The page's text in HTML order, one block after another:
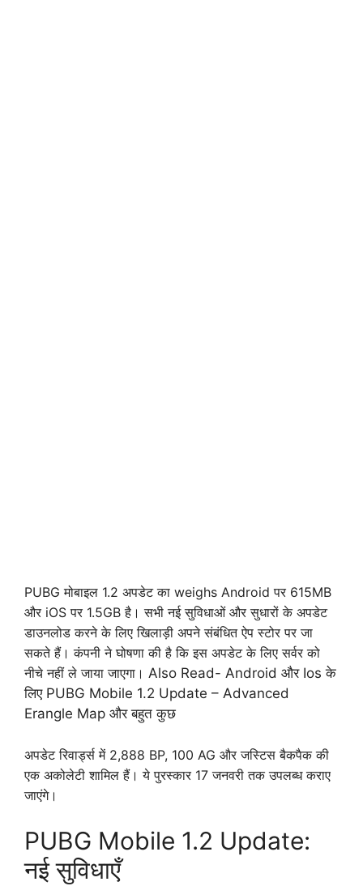
PUBG मोबाइल 1.2 अपडेट का weighs Android पर 615MB
और iOS पर 1.5GB है। सभी नई सुविधाओं और सुधारों के अपडेट
डाउनलोड करने के लिए खिलाड़ी अपने संबंधित ऐप स्टोर पर जा
सकते हैं। कंपनी ने घोषणा की है कि इस अपडेट के लिए सर्वर को
नीचे नहीं ले जाया जाएगा। Also Read- Android और Ios के
लिए PUBG Mobile 1.2 Update – Advanced
Erangle Map और बहुत कुछ
अपडेट रिवार्ड्स में 2,888 BP, 100 AG और जस्टिस बैकपैक की
एक अकोलेटी शामिल हैं। ये पुरस्कार 17 जनवरी तक उपलब्ध कराए
जाएंगे।
PUBG Mobile 1.2 Update:
नई सुविधाएँ